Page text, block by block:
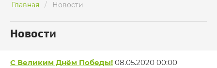
Главная / Новости
Новости
С Великим Днём Победы!08.05.2020 00:00